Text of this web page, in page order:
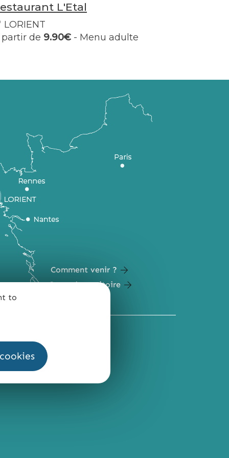
to
L'Etal
LORIENT
partir de 9.90€ - Menu adulte
Comment venir ?
Carte du territoire